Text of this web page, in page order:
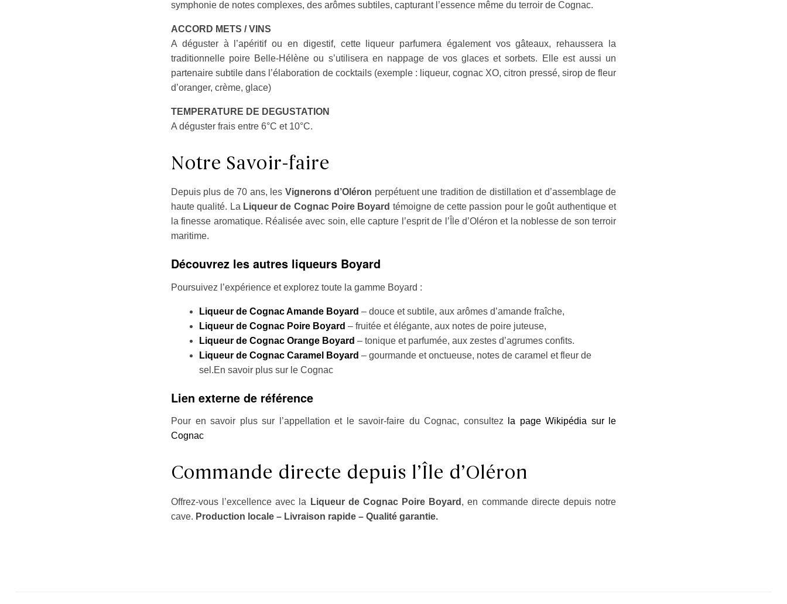
symphonie de notes complexes, des arômes subtiles, capturant l’essence même du terroir de Cognac.
ACCORD METS / VINS
A déguster à l’apéritif ou en digestif, cette liqueur parfumera également vos gâteaux, rehaussera la
traditionnelle poire Belle-Hélène ou s’utilisera en nappage de vos glaces et sorbets. Elle est aussi un
partenaire subtile dans l’élaboration de cocktails (exemple : liqueur, cognac XO, citron pressé, sirop de fleur
d’oranger, crème, glace)
TEMPERATURE DE DEGUSTATION
A déguster frais entre 6°C et 10°C.
Notre Savoir-faire
Depuis plus de 70 ans, les Vignerons d’Oléron perpétuent une tradition de distillation et d’assemblage de
haute qualité. La Liqueur de Cognac Poire Boyard témoigne de cette passion pour le goût authentique et
la finesse aromatique. Réalisée avec soin, elle capture l’esprit de l’Île d’Oléron et la noblesse de son terroir
maritime.
Découvrez les autres liqueurs Boyard
Poursuivez l’expérience et explorez toute la gamme Boyard :
Liqueur de Cognac Amande Boyard – douce et subtile, aux arômes d’amande fraîche,
Liqueur de Cognac Poire Boyard – fruitée et élégante, aux notes de poire juteuse,
Liqueur de Cognac Orange Boyard – tonique et parfumée, aux zestes d’agrumes confits.
Liqueur de Cognac Caramel Boyard – gourmande et onctueuse, notes de caramel et fleur de
sel.En savoir plus sur le Cognac
Lien externe de référence
Pour en savoir plus sur l’appellation et le savoir-faire du Cognac, consultez
la page Wikipédia sur le
Cognac
Commande directe depuis l’Île d’Oléron
Offrez-vous l’excellence avec la Liqueur de Cognac Poire Boyard , en commande directe depuis notre
cave. Production locale – Livraison rapide – Qualité garantie.